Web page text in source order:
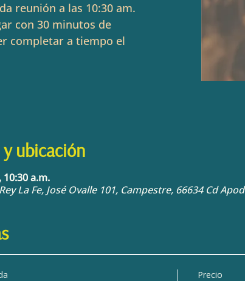
reunión a las 10:30 am.
con 30 minutos de
completar a tiempo el
ubicación
a.m.
La Fe, José Ovalle 101, Campestre, 66634 Cd
Precio